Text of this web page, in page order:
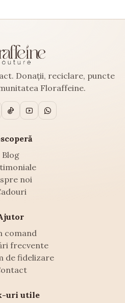
Donații, reciclare, puncte
Floraffeine.
Blog
noi
comand
frecvente
de fidelizare
uri utile